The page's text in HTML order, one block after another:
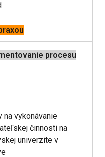
procesu
na vykonávanie
činnosti na
univerzite v